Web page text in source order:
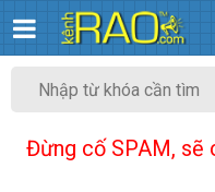
Đừng cố SPAM, sẽ